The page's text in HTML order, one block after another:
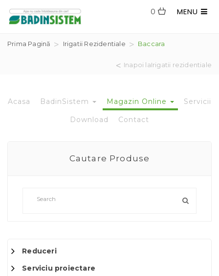
MENU
0
Prima Pagină Irigatii Rezidentiale Baccara
Inapoi laIrigatii rezidentiale
Acasa BadinSistem Magazin Online Servicii
Download Contact
Cautare Produse
Reduceri
Serviciu proiectare